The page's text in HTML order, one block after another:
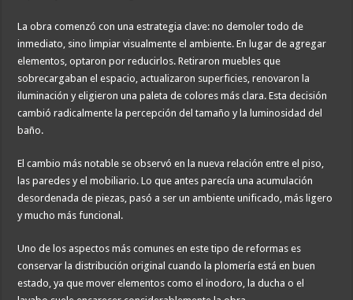
La obra comenzó con una estrategia clave: no demoler todo de
inmediato, sino limpiar visualmente el ambiente. En lugar de agregar
elementos, optaron por reducirlos. Retiraron muebles que
sobrecargaban el espacio, actualizaron superficies, renovaron la
iluminación y eligieron una paleta de colores más clara. Esta decisión
cambió radicalmente la percepción del tamaño y la luminosidad del
baño.
El cambio más notable se observó en la nueva relación entre el piso,
las paredes y el mobiliario. Lo que antes parecía una acumulación
desordenada de piezas, pasó a ser un ambiente unificado, más ligero
y mucho más funcional.
Uno de los aspectos más comunes en este tipo de reformas es
conservar la distribución original cuando la plomería está en buen
estado, ya que mover elementos como el inodoro, la ducha o el